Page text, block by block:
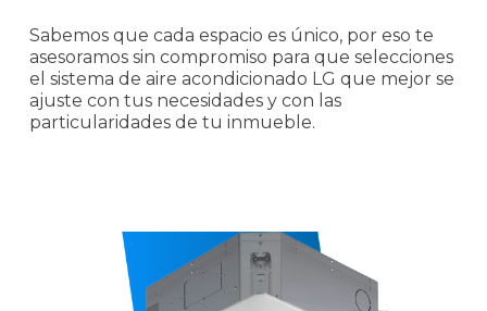
Sabemos que cada espacio es único, por eso te
asesoramos sin compromiso para que selecciones
el sistema de aire acondicionado LG que mejor se
ajuste con tus necesidades y con las
particularidades de tu inmueble.